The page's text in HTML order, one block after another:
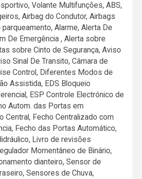
Volante Multifunções, ABS,
Airbag do Condutor, Airbags
parqueamento, Alarme, Alerta De
De Emergência , Alerta sobre
sobre Cinto de Segurança, Aviso
Sinal De Transito, Câmara de
Control, Diferentes Modos de
Assistida, EDS Bloqueio
ESP Controle Electrónico de
Autom. das Portas em
Central, Fecho Centralizado com
Fecho das Portas Automático,
Livro de revisões
Momentâneo de Binário,
dianteiro, Sensor de
Sensores de Chuva,